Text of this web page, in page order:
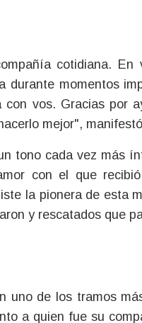
cotidiana. En
durante momentos
vos. Gracias por
mejor",
tono cada vez más
con el que
la pionera de esta
y rescatados que
uno de los tramos
a quien fue su